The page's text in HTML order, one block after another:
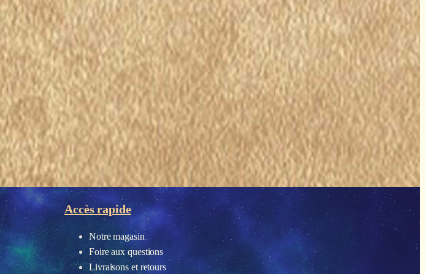
Accès rapide
Notre magasin
Foire aux questions
Livraisons et retours